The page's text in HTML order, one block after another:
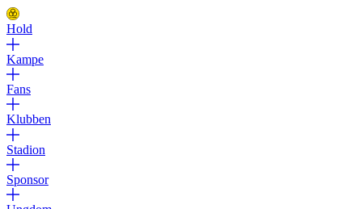
Hold
Kampe
Fans
Klubben
Stadion
Sponsor